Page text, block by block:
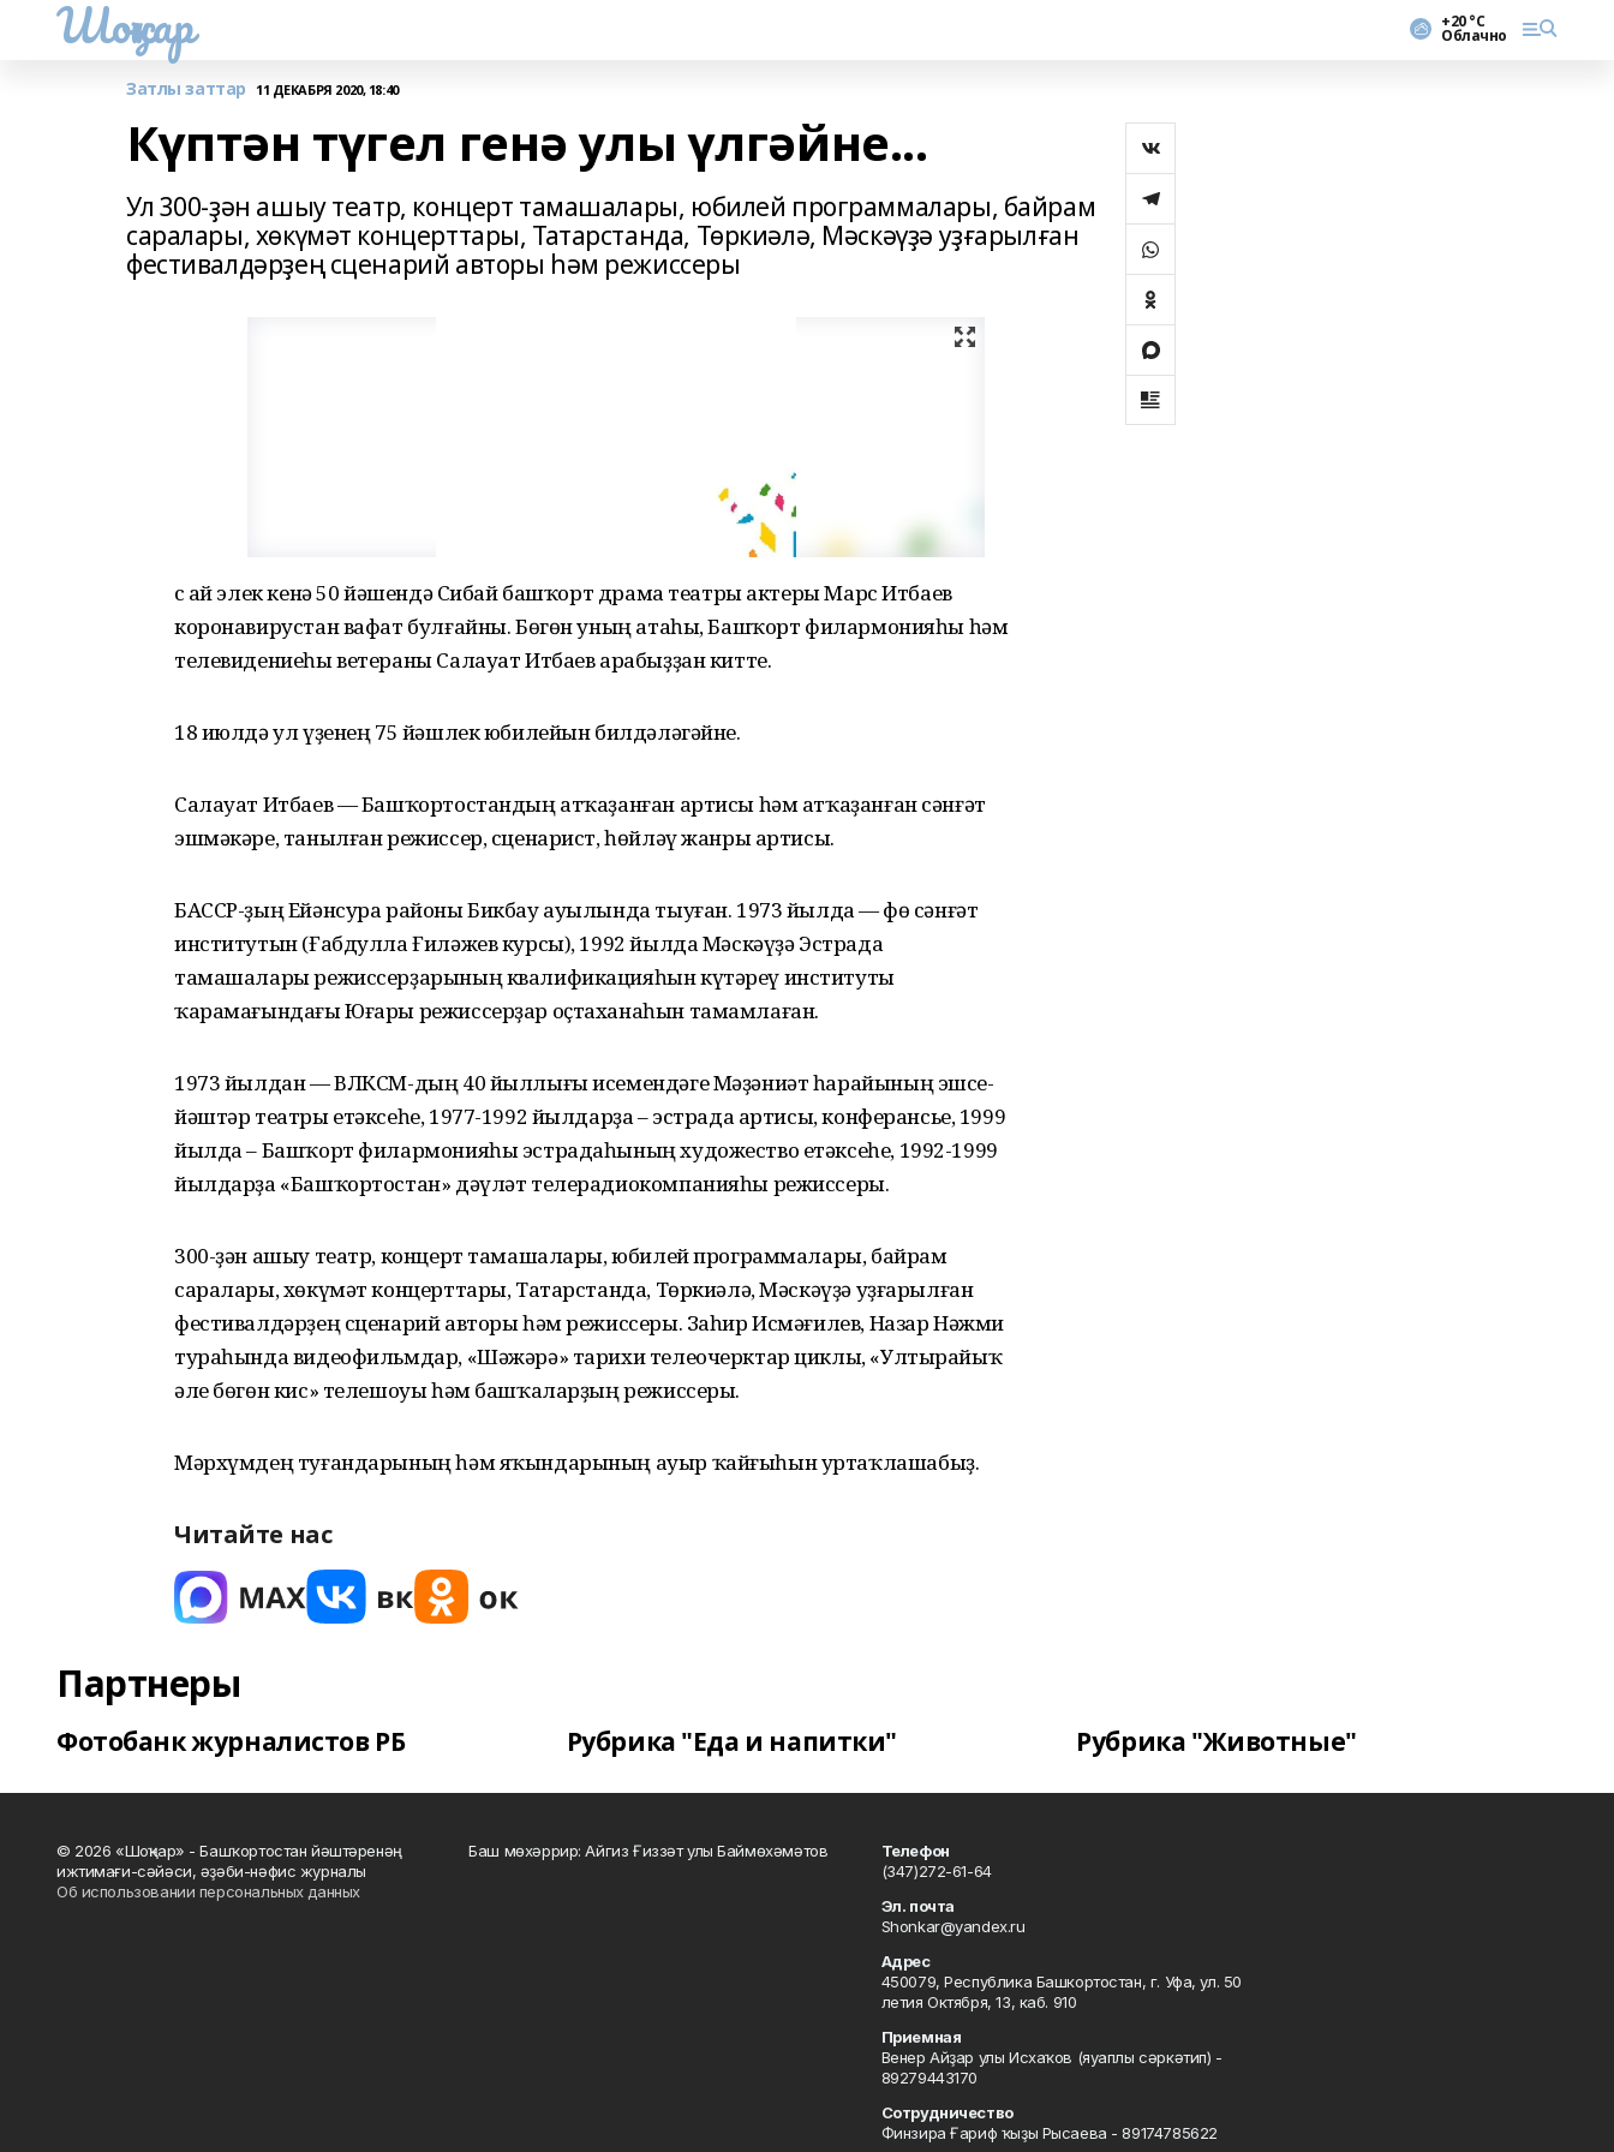
Шоңҡар +20 °С
Облачно
Затлы заттар 11 ДЕКАБРЯ 2020, 18:40
Күптән түгел генә улы үлгәйне...
Ул 300-ҙән ашыу театр, концерт тамашалары, юбилей программалары, байрам
саралары, хөкүмәт концерттары, Татарстанда, Төркиәлә, Мәскәүҙә уҙғарылған
фестивалдәрҙең сценарий авторы һәм режиссеры
Өс ай элек кенә 50 йәшендә Сибай башҡорт драма театры актеры Марс Итбаев
коронавирустан вафат булғайны. Бөгөн уның атаһы, Башҡорт филармонияһы һәм
телевидениеһы ветераны Салауат Итбаев арабыҙҙан китте.
18 июлдә ул үҙенең 75 йәшлек юбилейын билдәләгәйне.
Салауат Итбаев — Башҡортостандың атҡаҙанған артисы һәм атҡаҙанған сәнғәт
эшмәкәре, танылған режиссер, сценарист, һөйләү жанры артисы.
БАССР-ҙың Ейәнсура районы Бикбау ауылында тыуған. 1973 йылда — Өфө сәнғәт
институтын (Ғабдулла Ғиләжев курсы), 1992 йылда Мәскәүҙә Эстрада
тамашалары режиссерҙарының квалификацияһын күтәреү институты
ҡарамағындағы Юғары режиссерҙар оҫтаханаһын тамамлаған.
1973 йылдан — ВЛКСМ-дың 40 йыллығы исемендәге Мәҙәниәт һарайының эшсе-
йәштәр театры етәксеһе, 1977-1992 йылдарҙа – эстрада артисы, конферансье, 1999
йылда – Башҡорт филармонияһы эстрадаһының художество етәксеһе, 1992-1999
йылдарҙа «Башҡортостан» дәүләт телерадиокомпанияһы режиссеры.
300-ҙән ашыу театр, концерт тамашалары, юбилей программалары, байрам
саралары, хөкүмәт концерттары, Татарстанда, Төркиәлә, Мәскәүҙә уҙғарылған
фестивалдәрҙең сценарий авторы һәм режиссеры. Заһир Исмәғилев, Назар Нәжми
тураһында видеофильмдар, «Шәжәрә» тарихи телеочерктар циклы, «Ултырайыҡ
әле бөгөн кис» телешоуы һәм башҡаларҙың режиссеры.
Мәрхүмдең туғандарының һәм яҡындарының ауыр ҡайғыһын уртаҡлашабыҙ.
Читайте нас
Партнеры
Фотобанк журналистов РБ Рубрика "Еда и напитки" Рубрика "Животные"
© 2026 «Шоңҡар» - Башҡортостан йәштәренәң
ижтимағи-сәйәси, әҙәби-нәфис журналы
Об использовании персональных данных
Баш мөхәррир: Айгиз Ғиззәт улы Баймөхәмәтов
Телефон
(347)272-61-64
Эл. почта
Shonkar@yandex.ru
Адрес
450079, Республика Башкортостан, г. Уфа, ул. 50
летия Октября, 13, каб. 910
Приемная
Венер Айҙар улы Исхаҡов (яуаплы сәркәтип) -
89279443170
Сотрудничество
Финзира Ғариф ҡыҙы Рысаева - 89174785622